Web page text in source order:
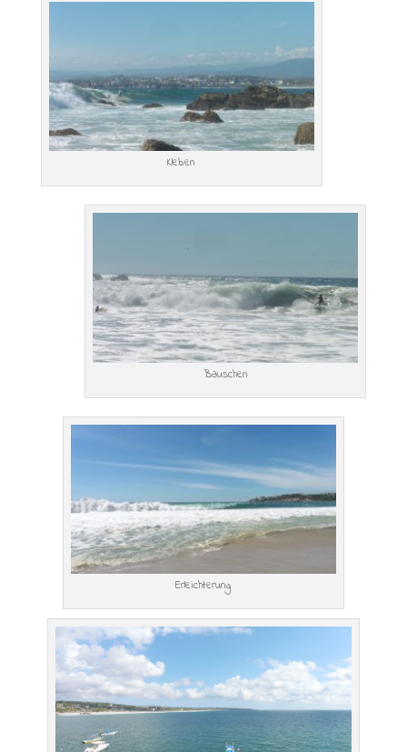
Kleben
Bauschen
Erleichterung